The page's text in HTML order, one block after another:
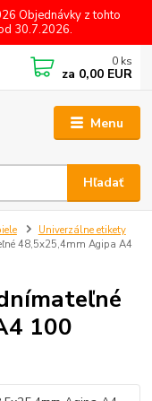
Objednávky z tohto
30.7.2026.
Menu
Hľadať
0 ks
za 0,00 EUR
Univerzálne etikety
48,5x25,4mm Agipa A4
100